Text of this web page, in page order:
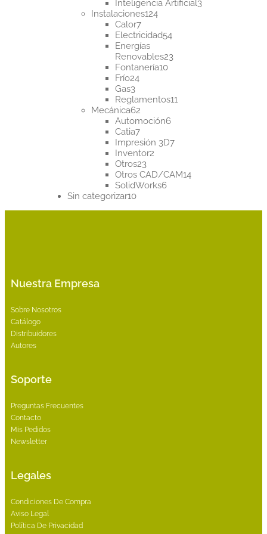
productos
Inteligencia Artificial33
Instalaciones124124
Calor77
productos
Electricidad5454
Energías
Renovables2323
Fontanería1010
Frío2424
Gas33
productos
Reglamentos1111
Mecánica6262
productos
Automoción66
Catia77
productos
Impresión 3D77
Inventor22
Otros2323
productos
Otros CAD/CAM1414
SolidWorks66
Sin categorizar1010
Nuestra Empresa
Sobre Nosotros
Catálogo
Distribuidores
Autores
Soporte
Preguntas Frecuentes
Contacto
Mis Pedidos
Newsletter
Legales
Condiciones De Compra
Aviso Legal
Política De Privacidad